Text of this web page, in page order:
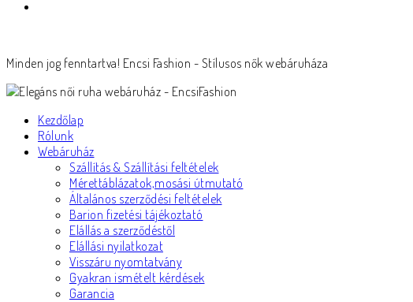
Minden jog fenntartva! Encsi Fashion - Stílusos nők webáruháza
Kezdőlap
Rólunk
Webáruház
Szállítás & Szállítási feltételek
Mérettáblázatok,mosási útmutató
Általános szerződési feltételek
Barion fizetési tájékoztató
Elállás a szerződéstől
Elállási nyilatkozat
Visszáru nyomtatvány
Gyakran ismételt kérdések
Garancia